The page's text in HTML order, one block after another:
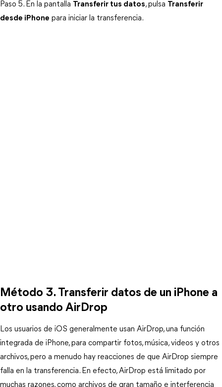
Paso 5. En la pantalla Transferir tus datos, pulsa Transferir
desde iPhone para iniciar la transferencia.
Método 3. Transferir datos de un iPhone a
otro usando AirDrop
Los usuarios de iOS generalmente usan AirDrop, una función
integrada de iPhone, para compartir fotos, música, videos y otros
archivos, pero a menudo hay reacciones de que AirDrop siempre
falla en la transferencia. En efecto, AirDrop está limitado por
muchas razones, como archivos de gran tamaño e interferencia